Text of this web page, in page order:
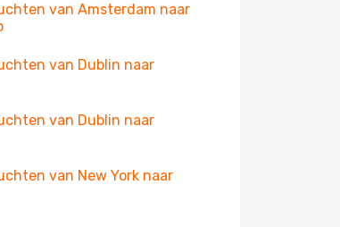
van Amsterdam naar
van Dublin naar
van Dublin naar
van New York naar